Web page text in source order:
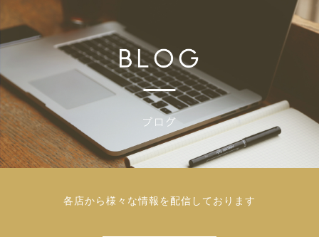
各店から様々な情報を配信しております